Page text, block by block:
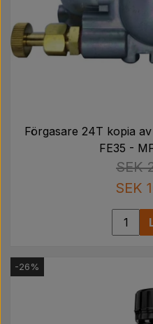
Förgasare 24T kopia
FE35 -
SEK
SEK
-26%